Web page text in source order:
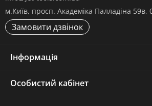
м.Київ, просп. Академіка Палладіна 59в,
Замовити дзвінок
Інформація
Особистий кабінет